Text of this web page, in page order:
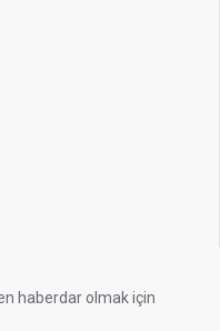
haberdar olmak için